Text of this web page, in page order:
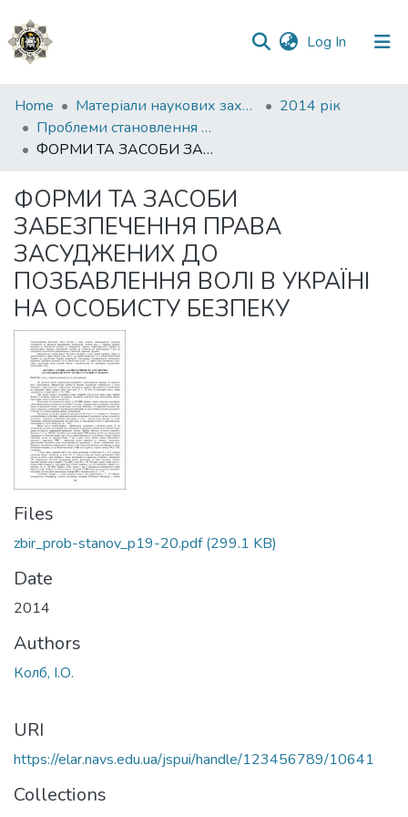
Log In (current)
Communities
&
Collections
Statistics
Home Матеріали наукових заходів
2014 рік
Проблеми становлення України як демократичної та правової держави
ФОРМИ ТА ЗАСОБИ ЗАБЕЗПЕЧЕННЯ ПРАВА ЗАСУДЖЕНИХ ДО ПОЗБАВЛЕННЯ ВОЛІ В УКРАЇНІ НА ОСОБИСТУ БЕЗПЕКУ
ФОРМИ ТА ЗАСОБИ
ЗАБЕЗПЕЧЕННЯ ПРАВА
ЗАСУДЖЕНИХ ДО
ПОЗБАВЛЕННЯ ВОЛІ В УКРАЇНІ
НА ОСОБИСТУ БЕЗПЕКУ
Files
zbir_prob-stanov_p19-20.pdf(299.1 KB)
Date
2014
Authors
Колб, І.О.
URI
https://elar.navs.edu.ua/jspui/handle/123456789/10641
Collections